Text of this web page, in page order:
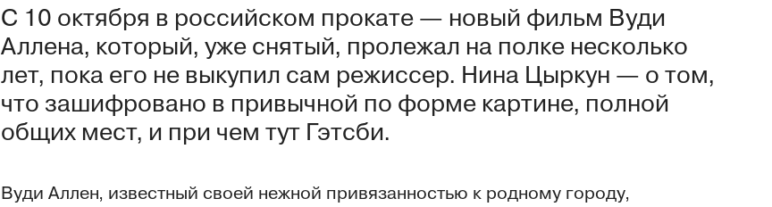
С 10 октября в российском прокате — новый фильм Вуди
Аллена, который, уже снятый, пролежал на полке несколько
лет, пока его не выкупил сам режиссер. Нина Цыркун — о том,
что зашифровано в привычной по форме картине, полной
общих мест, и при чем тут Гэтсби.
Вуди Аллен, известный своей нежной привязанностью к родному городу,